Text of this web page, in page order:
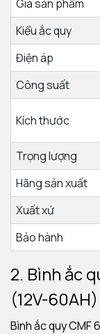
Giá sản phẩm
Kiểu ắc quy
Điện áp
Công suất
Kích thước
Trọng lượng
Hãng sản xuất
Xuất xứ
Bảo hành
2. Bình ắc
(12V-
Bình ắc quy CMF